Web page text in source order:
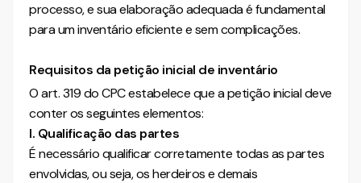
processo, e sua elaboração adequada é fundamental
para um inventário eficiente e sem complicações.
Requisitos da petição inicial de inventário
O art. 319 do CPC estabelece que a petição inicial deve
conter os seguintes elementos:
I. Qualificação das partes
É necessário qualificar corretamente todas as partes
envolvidas, ou seja, os herdeiros e demais